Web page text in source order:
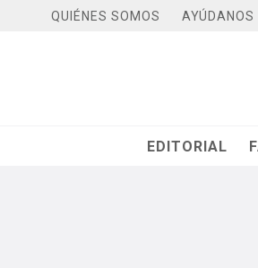
QUIÉNES SOMOS AYÚDANOS
EDITORIAL